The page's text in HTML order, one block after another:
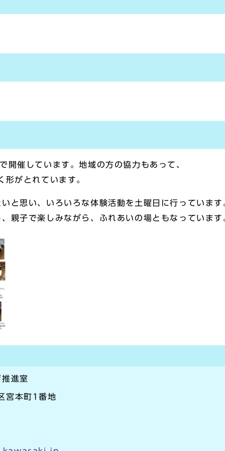
開催しています。地域の方の協力もあって、
がとれています。
と思い、いろいろな体験活動を土曜日に行っています
親子で楽しみながら、ふれあいの場ともなっています
進室
宮本町1番地